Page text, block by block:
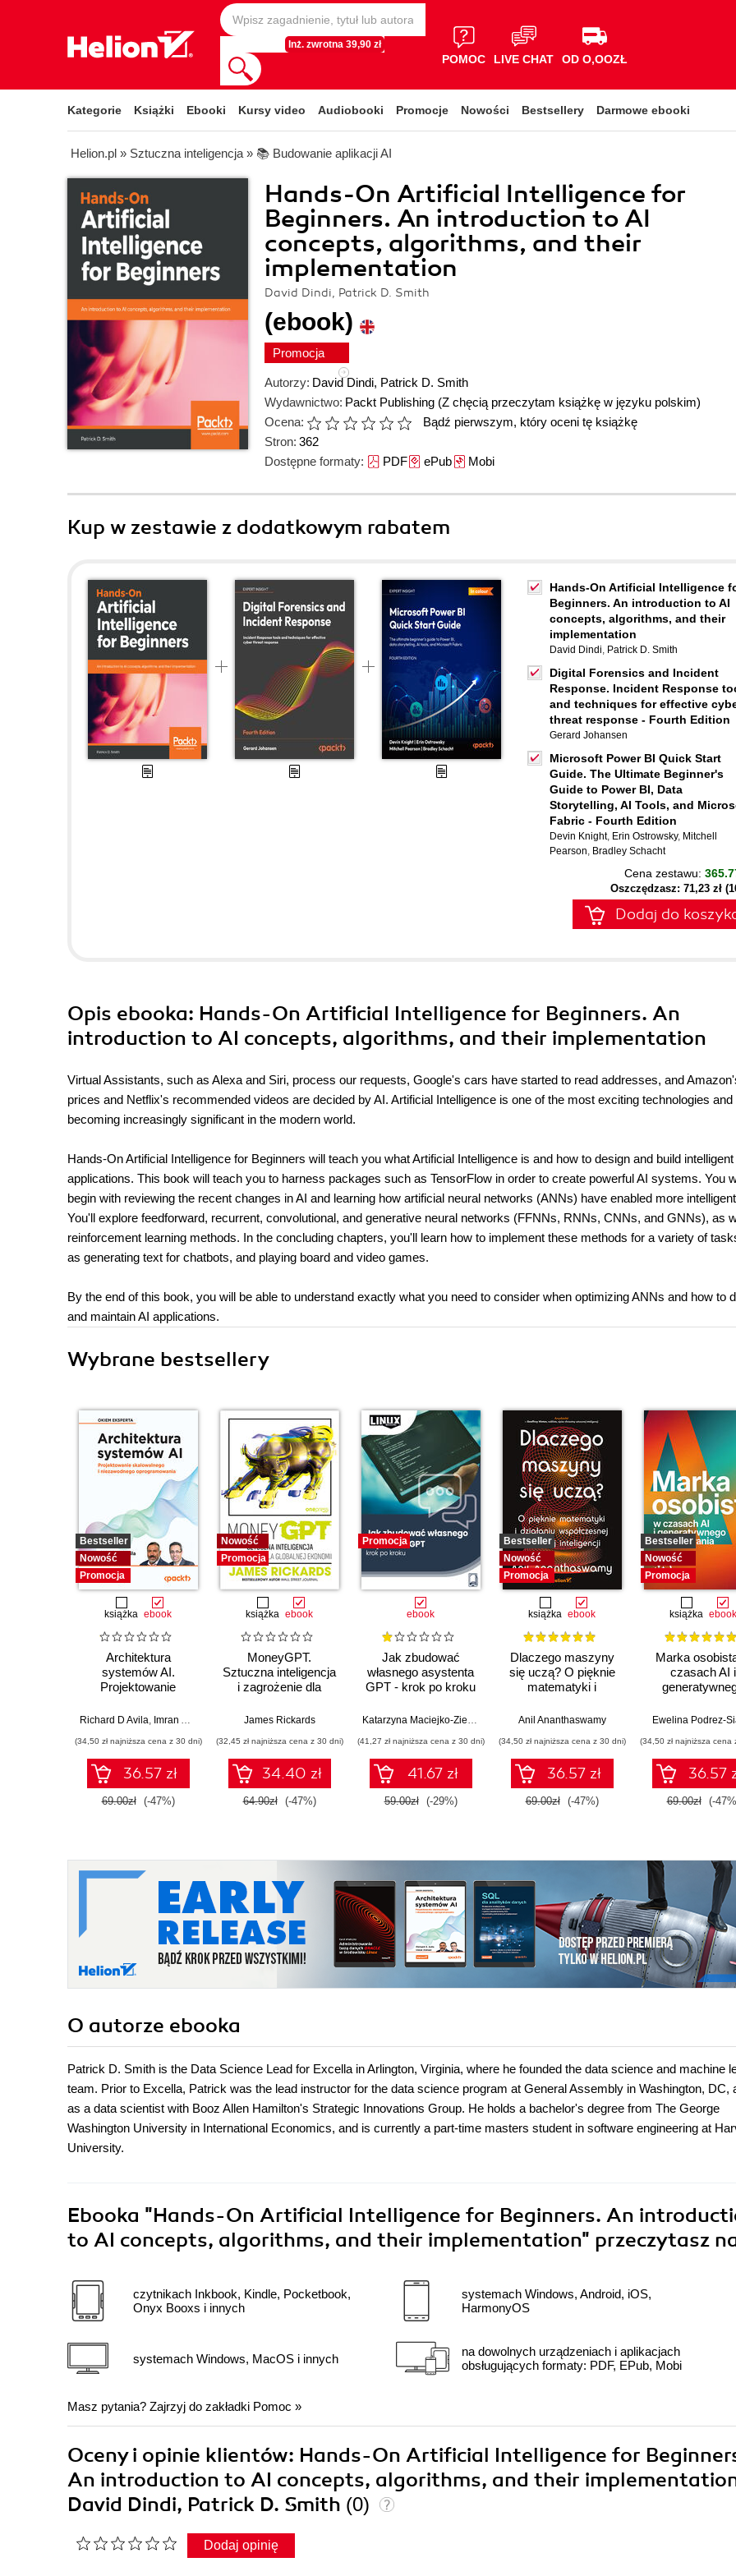
Inż. zwrotna 39,90 zł
POMOC LIVE CHAT OD O,OOZŁ
Kategorie Książki Ebooki Kursy video Audiobooki Promocje Nowości Bestsellery Darmowe ebooki
Helion.pl » Sztuczna inteligencja » 📚 Budowanie aplikacji AI
Hands-On Artificial Intelligence for
Beginners. An introduction to AI
concepts, algorithms, and their
implementation
David Dindi, Patrick D. Smith
(ebook)
Promocja
Autorzy: David Dindi, Patrick D. Smith
Wydawnictwo: Packt Publishing (Z chęcią przeczytam książkę w języku polskim)
Ocena:
Bądź pierwszym, który oceni tę książkę
Stron: 362
Dostępne formaty: PDFePubMobi
Kup w zestawie z dodatkowym rabatem
Hands-On Artificial Intelligence
Beginners. An introduction to AI
concepts, algorithms, and their
implementation
David Dindi, Patrick D. Smith
Digital Forensics and Incident
Response. Incident Response
and techniques for effective
threat response - Fourth Edition
Gerard Johansen
Microsoft Power BI Quick Start
Guide. The Ultimate Beginner's
Guide to Power BI, Data
Storytelling, AI Tools, and
Fabric - Fourth Edition
Devin Knight, Erin Ostrowsky, Mitchell
Pearson, Bradley Schacht
Cena zestawu:
Oszczędzasz: 71,23 zł
Dodaj do
Opis ebooka: Hands-On Artificial Intelligence for Beginners. An
introduction to AI concepts, algorithms, and their implementation
Virtual Assistants, such as Alexa and Siri, process our requests, Google's cars have started to read addresses, and
prices and Netflix's recommended videos are decided by AI. Artificial Intelligence is one of the most exciting technologies and
becoming increasingly significant in the modern world.
Hands-On Artificial Intelligence for Beginners will teach you what Artificial Intelligence is and how to design and build intelligent
applications. This book will teach you to harness packages such as TensorFlow in order to create powerful AI systems. You
begin with reviewing the recent changes in AI and learning how artificial neural networks (ANNs) have enabled more
You'll explore feedforward, recurrent, convolutional, and generative neural networks (FFNNs, RNNs, CNNs, and GNNs), as
reinforcement learning methods. In the concluding chapters, you'll learn how to implement these methods for a variety of
as generating text for chatbots, and playing board and video games.
By the end of this book, you will be able to understand exactly what you need to consider when optimizing ANNs and how to
and maintain AI applications.
Wybrane bestsellery
Bestseller
Nowość
Promocja
książka ebook
Architektura
systemów AI.
Projektowanie
niezawodnego
Richard D Avila, Imran Ahmad
(34,50 zł najniższa cena z 30 dni)
36.57 zł
69.00zł (-47%)
Nowość
Promocja
książka ebook
MoneyGPT.
Sztuczna inteligencja
i zagrożenie dla
James Rickards
(32,45 zł najniższa cena z 30 dni)
34.40 zł
64.90zł (-47%)
Promocja
ebook
Jak zbudować
własnego asystenta
GPT - krok po kroku
Katarzyna Maciejko-Zielińska
(41,27 zł najniższa cena z 30 dni)
41.67 zł
59.00zł (-29%)
Bestseller
Nowość
Promocja
książka ebook
Dlaczego maszyny
się uczą? O pięknie
matematyki i
współczesnej
Anil Ananthaswamy
(34,50 zł najniższa cena z 30 dni)
36.57 zł
69.00zł (-47%)
Bestseller
Nowość
Promocja
książka ebook
Marka
czasach AI i
Ewelina Podrez-
(34,50 zł najniższa cena
36.57
69.00zł (-
O autorze ebooka
Patrick D. Smith is the Data Science Lead for Excella in Arlington, Virginia, where he founded the data science and machine
team. Prior to Excella, Patrick was the lead instructor for the data science program at General Assembly in Washington, DC,
as a data scientist with Booz Allen Hamilton's Strategic Innovations Group. He holds a bachelor's degree from The George
Washington University in International Economics, and is currently a part-time masters student in software engineering at
University.
Ebooka "Hands-On Artificial Intelligence for Beginners. An
to AI concepts, algorithms, and their implementation" przeczytasz
czytnikach Inkbook, Kindle, Pocketbook,
Onyx Booxs i innych
systemach Windows, MacOS i innych
systemach Windows, Android, iOS,
HarmonyOS
na dowolnych urządzeniach i aplikacjach
obsługujących formaty: PDF, EPub, Mobi
Masz pytania? Zajrzyj do zakładki Pomoc »
Oceny i opinie klientów: Hands-On Artificial Intelligence for
An introduction to AI concepts, algorithms, and their
David Dindi, Patrick D. Smith (0)
Dodaj opinię